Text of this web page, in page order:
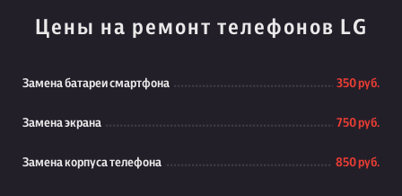
Цены на ремонт телефонов LG
Замена батареи смартфона 350 руб.
Замена экрана 750 руб.
Замена корпуса телефона 850 руб.